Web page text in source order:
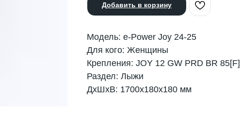
Добавить в корзину
Модель: e-Power Joy 24-25
Для кого: Женщины
Крепления: JOY 12 GW PRD BR 85[F]
Раздел: Лыжи
ДxШxВ: 1700x180x180 мм